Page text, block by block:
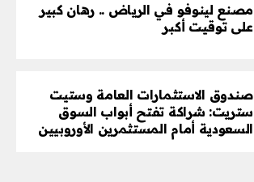
مصنع لينوفو في الرياض .. رهان كبير
على توقيت أكبر
صندوق الاستثمارات العامة وستيت
ستريت: شراكة تفتح أبواب السوق
السعودية أمام المستثمرين الأوروبيين